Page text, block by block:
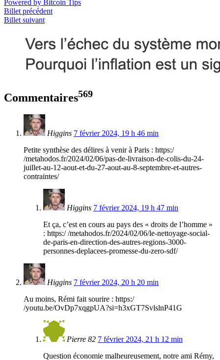
Powered by Bitcoin Tips
Billet précédent
Billet suivant
Commentaires569
Higgins 7 février 2024, 19 h 46 min
Petite synthèse des délires à venir à Paris : https:/
/metahodos.fr/2024/02/06/pas-de-livraison-de-colis-du-24-
juillet-au-12-aout-et-du-27-aout-au-8-septembre-et-autres-
contraintes/
Higgins 7 février 2024, 19 h 47 min
Et ça, c’est en cours au pays des « droits de l’homme »
: https:/ /metahodos.fr/2024/02/06/le-nettoyage-social-
de-paris-en-direction-des-autres-regions-3000-
personnes-deplacees-promesse-du-zero-sdf/
Higgins 7 février 2024, 20 h 20 min
Au moins, Rémi fait sourire : https:/
/youtu.be/OvDp7xqgpUA?si=h3xGT7SvlslnP41G
Pierre 82 7 février 2024, 21 h 12 min
Question économie malheureusement, notre ami Rémy,